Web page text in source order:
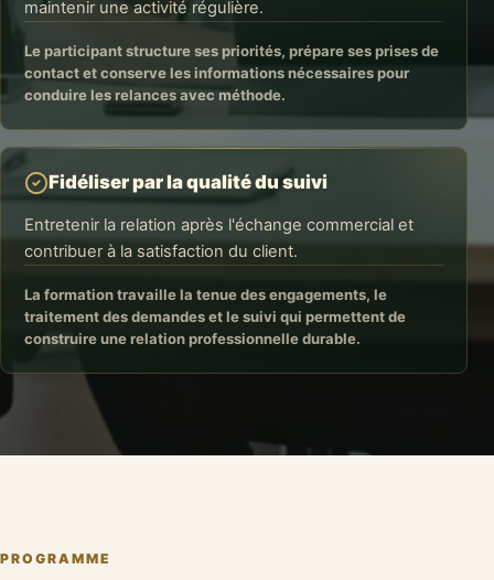
maintenir une activité régulière.
Le participant structure ses priorités, prépare ses prises de
contact et conserve les informations nécessaires pour
conduire les relances avec méthode.
Fidéliser par la qualité du suivi
Entretenir la relation après l'échange commercial et
contribuer à la satisfaction du client.
La formation travaille la tenue des engagements, le
traitement des demandes et le suivi qui permettent de
construire une relation professionnelle durable.
PROGRAMME